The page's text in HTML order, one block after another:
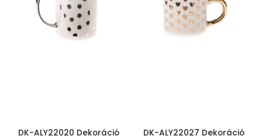
DK-ALY22020 Dekoráció DK-ALY22027 Dekoráció